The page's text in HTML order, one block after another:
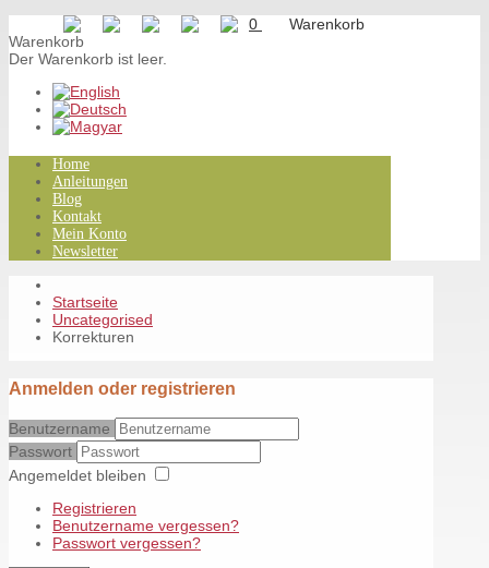
0
Warenkorb
Der Warenkorb ist leer.
Home
Anleitungen
Blog
Kontakt
Mein Konto
Newsletter
Startseite
Uncategorised
Korrekturen
Anmelden oder registrieren
Benutzername
Passwort
Angemeldet bleiben
Registrieren
Benutzername vergessen?
Passwort vergessen?